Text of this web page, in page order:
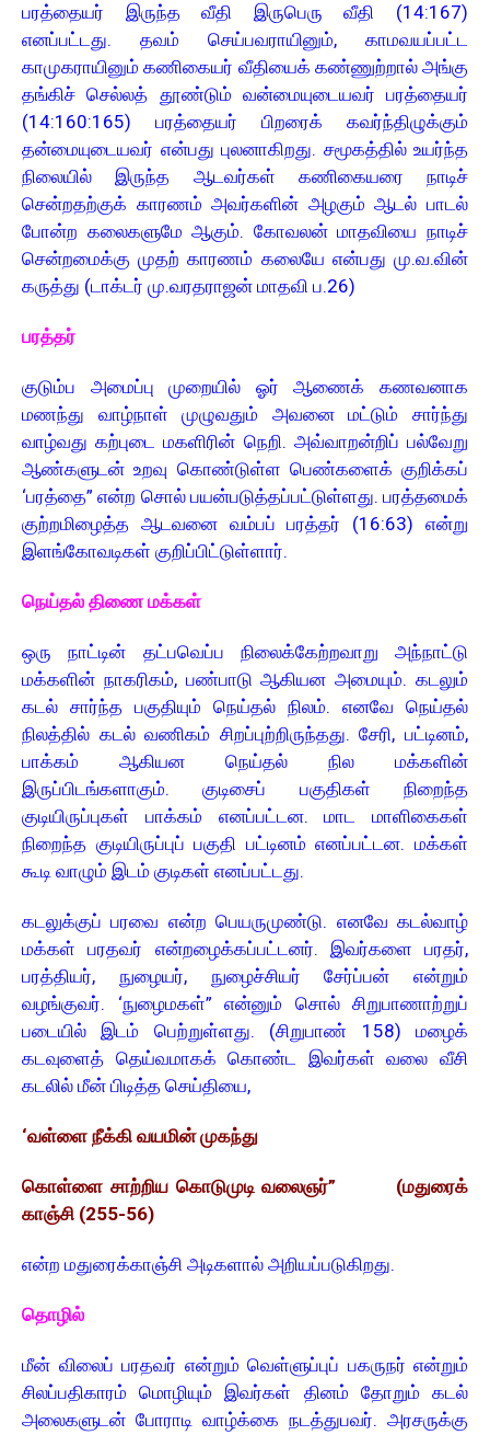
பரத்தையர் இருந்த வீதி இருபெரு வீதி (14:167)
எனப்பட்டது. தவம் செய்பவராயினும், காமவயப்பட்ட
காமுகராயினும் கணிகையர் வீதியைக் கண்ணுற்றால் அங்கு
தங்கிச் செல்லத் தூண்டும் வன்மையுடையவர் பரத்தையர்
(14:160:165) பரத்தையர் பிறரைக் கவர்ந்திழுக்கும்
தன்மையுடையவர் என்பது புலனாகிறது. சமூகத்தில் உயர்ந்த
நிலையில் இருந்த ஆடவர்கள் கணிகையரை நாடிச்
சென்றதற்குக் காரணம் அவர்களின் அழகும் ஆடல் பாடல்
போன்ற கலைகளுமே ஆகும். கோவலன் மாதவியை நாடிச்
சென்றமைக்கு முதற் காரணம் கலையே என்பது மு.வ.வின்
கருத்து (டாக்டர் மு.வரதராஜன் மாதவி ப.26)
பரத்தர்
குடும்ப அமைப்பு முறையில் ஓர் ஆணைக் கணவனாக
மணந்து வாழ்நாள் முழுவதும் அவனை மட்டும் சார்ந்து
வாழ்வது கற்புடை மகளிரின் நெறி. அவ்வாறன்றிப் பல்வேறு
ஆண்களுடன் உறவு கொண்டுள்ள பெண்களைக் குறிக்கப்
‘பரத்தை” என்ற சொல் பயன்படுத்தப்பட்டுள்ளது. பரத்தமைக்
குற்றமிழைத்த ஆடவனை வம்பப் பரத்தர் (16:63) என்று
இளங்கோவடிகள் குறிப்பிட்டுள்ளார்.
நெய்தல் திணை மக்கள்
ஒரு நாட்டின் தட்பவெப்ப நிலைக்கேற்றவாறு அந்நாட்டு
மக்களின் நாகரிகம், பண்பாடு ஆகியன அமையும். கடலும்
கடல் சார்ந்த பகுதியும் நெய்தல் நிலம். எனவே நெய்தல்
நிலத்தில் கடல் வணிகம் சிறப்புற்றிருந்தது. சேரி, பட்டினம்,
பாக்கம் ஆகியன நெய்தல் நில மக்களின்
இருப்பிடங்களாகும். குடிசைப் பகுதிகள் நிறைந்த
குடியிருப்புகள் பாக்கம் எனப்பட்டன. மாட மாளிகைகள்
நிறைந்த குடியிருப்புப் பகுதி பட்டினம் எனப்பட்டன. மக்கள்
கூடி வாழும் இடம் குடிகள் எனப்பட்டது.
கடலுக்குப் பரவை என்ற பெயருமுண்டு. எனவே கடல்வாழ்
மக்கள் பரதவர் என்றழைக்கப்பட்டனர். இவர்களை பரதர்,
பரத்தியர், நுழையர், நுழைச்சியர் சேர்ப்பன் என்றும்
வழங்குவர். ‘நுழைமகள்” என்னும் சொல் சிறுபாணாற்றுப்
படையில் இடம் பெற்றுள்ளது. (சிறுபாண் 158) மழைக்
கடவுளைத் தெய்வமாகக் கொண்ட இவர்கள் வலை வீசி
கடலில் மீன் பிடித்த செய்தியை,
‘வள்ளை நீக்கி வயமின் முகந்து
கொள்ளை சாற்றிய கொடுமுடி வலைஞர்” (மதுரைக்
காஞ்சி (255-56)
என்ற மதுரைக்காஞ்சி அடிகளால் அறியப்படுகிறது.
தொழில்
மீன் விலைப் பரதவர் என்றும் வெள்ளுப்புப் பகருநர் என்றும்
சிலப்பதிகாரம் மொழியும் இவர்கள் தினம் தோறும் கடல்
அலைகளுடன் போராடி வாழ்க்கை நடத்துபவர். அரசருக்கு